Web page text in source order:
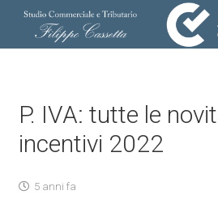
P. IVA: tutte le
incentivi 2022
5 anni fa